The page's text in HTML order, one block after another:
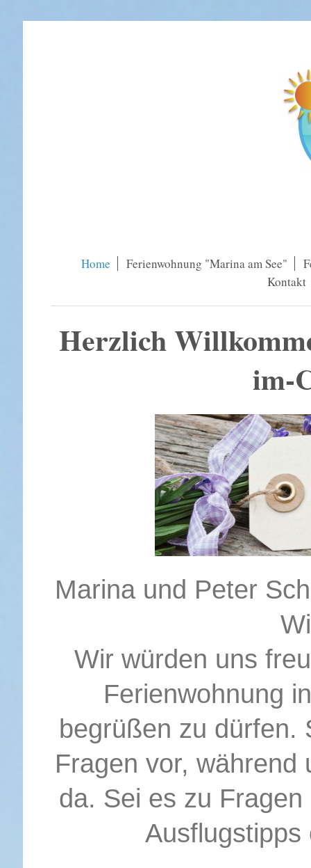
Home Ferienwohnung "Marina am See"
Kontakt
Herzlich
im-
Marina und Peter
Wir würden uns
Ferienwohnung in
begrüßen zu dürfen.
Fragen vor, während
da. Sei es zu
Ausflugstipps